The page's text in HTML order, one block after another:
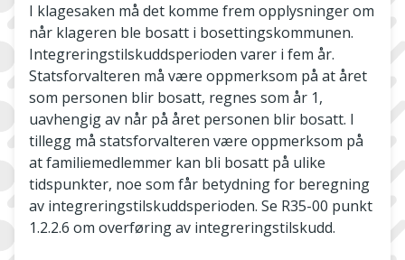
I klagesaken må det komme frem opplysninger om
når klageren ble bosatt i bosettingskommunen.
Integreringstilskuddsperioden varer i fem år.
Statsforvalteren må være oppmerksom på at året
som personen blir bosatt, regnes som år 1,
uavhengig av når på året personen blir bosatt. I
tillegg må statsforvalteren være oppmerksom på
at familiemedlemmer kan bli bosatt på ulike
tidspunkter, noe som får betydning for beregning
av integreringstilskuddsperioden. Se R35-00 punkt
1.2.2.6 om overføring av integreringstilskudd.